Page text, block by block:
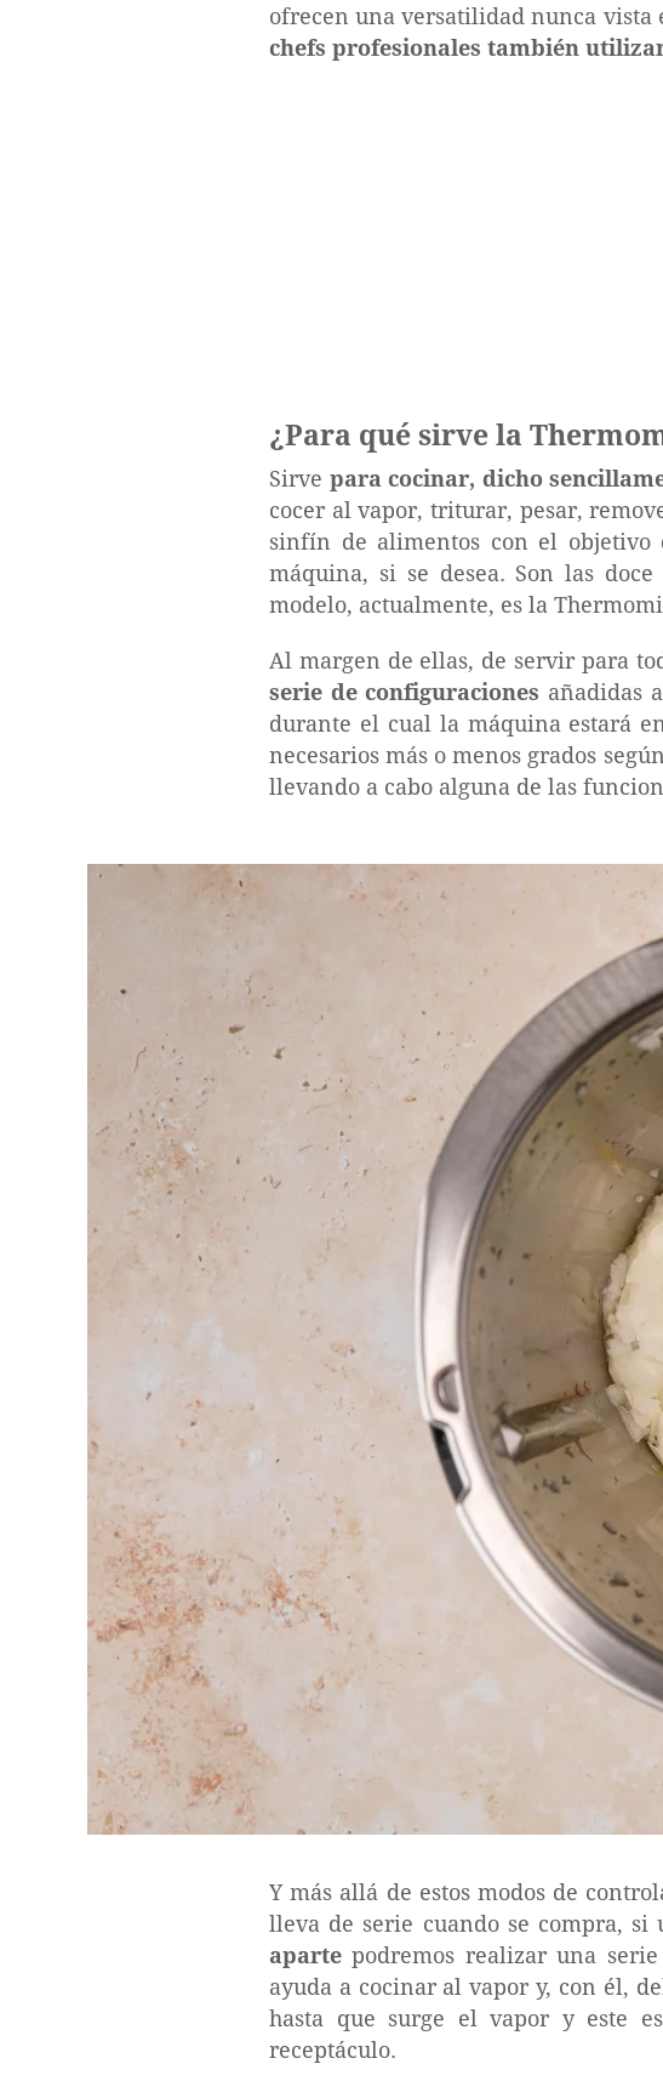
ofrecen una versatilidad nunca vista
chefs profesionales también
¿Para qué sirve la
Sirve para cocinar, dicho
cocer al vapor, triturar, pesar,
sinfín de alimentos con el objetivo
máquina, si se desea. Son las
modelo, actualmente, es la
Al margen de ellas, de servir para
serie de configuraciones añadidas
durante el cual la máquina estará
necesarios más o menos grados
llevando a cabo alguna de las
Y más allá de estos modos de
lleva de serie cuando se compra, si
aparte podremos realizar una
ayuda a cocinar al vapor y, con él,
hasta que surge el vapor y este
receptáculo.